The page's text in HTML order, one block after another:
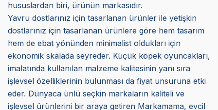
hususlardan biri, ürünün markasıdır.
Yavru dostlarınız için tasarlanan ürünler ile yetişkin
dostlarınız için tasarlanan ürünlere göre hem tasarım
hem de ebat yönünden minimalist oldukları için
ekonomik skalada seyreder. Küçük köpek oyuncakları,
imalatında kullanılan malzeme kalitesinin yanı sıra
işlevsel özelliklerinin bulunması da fiyat unsuruna etki
eder. Dünyaca ünlü seçkin markaların kaliteli ve
işlevsel ürünlerini bir araya getiren Markamama, evcil